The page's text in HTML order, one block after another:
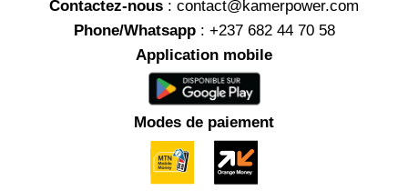
Contactez-nous : contact@kamerpower.com
Phone/Whatsapp: +237 682 44 70 58
Application mobile
Modes de paiement